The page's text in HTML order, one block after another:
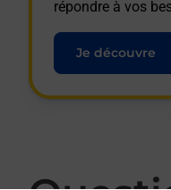
répondre à vos
Je découvre